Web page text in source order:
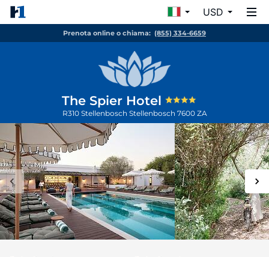
USD
Prenota online o chiama: (855) 334-6659
The Spier Hotel
R310 Stellenbosch Stellenbosch 7600 ZA